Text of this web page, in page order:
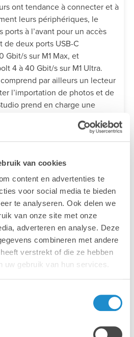
van cookies
content en advertenties te
voor social media te bieden
te analyseren. Ook delen we
van onze site met onze
adverteren en analyse. Deze
combineren met andere
verstrekt of die ze hebben
gebruik van hun services.
ont tendance à connecter et à
leurs périphériques, le
à l’avant pour un accès
de deux ports USB-C
Gbit/s sur M1 Max, et
4 à 40 Gbit/s sur M1 Ultra.
par ailleurs un lecteur
l’importation de photos et de
prend en charge une
téléviseur 4K, pour un total de
de main les options de
avec un large choix de